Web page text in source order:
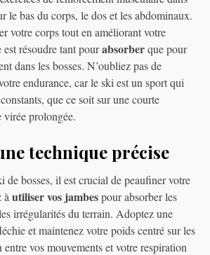
le bas du corps, le dos et les abdominaux.
votre corps tout en améliorant votre
résoudre tant pourabsorberque pour
dans les bosses. N’oubliez pas de
endurance, car le ski est un sport qui
que ce soit sur une courte
virée prolongée.
technique précise
de bosses, il est crucial de peaufiner votre
à utiliser vos jambespour absorber les
irrégularités du terrain. Adoptez une
et maintenez votre poids centré sur les
vos mouvements et votre respiration